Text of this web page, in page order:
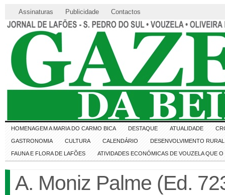
Assinaturas Publicidade Contactos
HOMENAGEM A MARIA DO CARMO BICA DESTAQUE ATUALIDADE
GASTRONOMIA CULTURA CALENDÁRIO DESENVOLVIMENTO RURAL
FAUNA E FLORA DE LAFÕES ATIVIDADES ECONÓMICAS DE VOUZELA QUE
A. Moniz Palme (Ed.